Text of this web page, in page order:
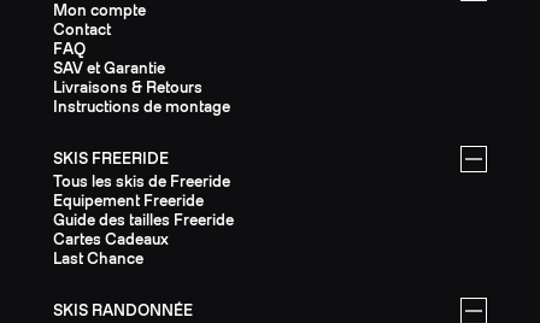
Mon compte
Contact
FAQ
SAV et Garantie
Livraisons & Retours
Instructions de montage
SKIS FREERIDE
Tous les skis de Freeride
Equipement Freeride
Guide des tailles Freeride
Cartes Cadeaux
Last Chance
SKIS RANDONNÉE